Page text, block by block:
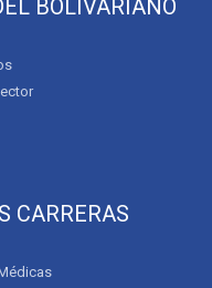
BOLIVARIANO
CARRERAS